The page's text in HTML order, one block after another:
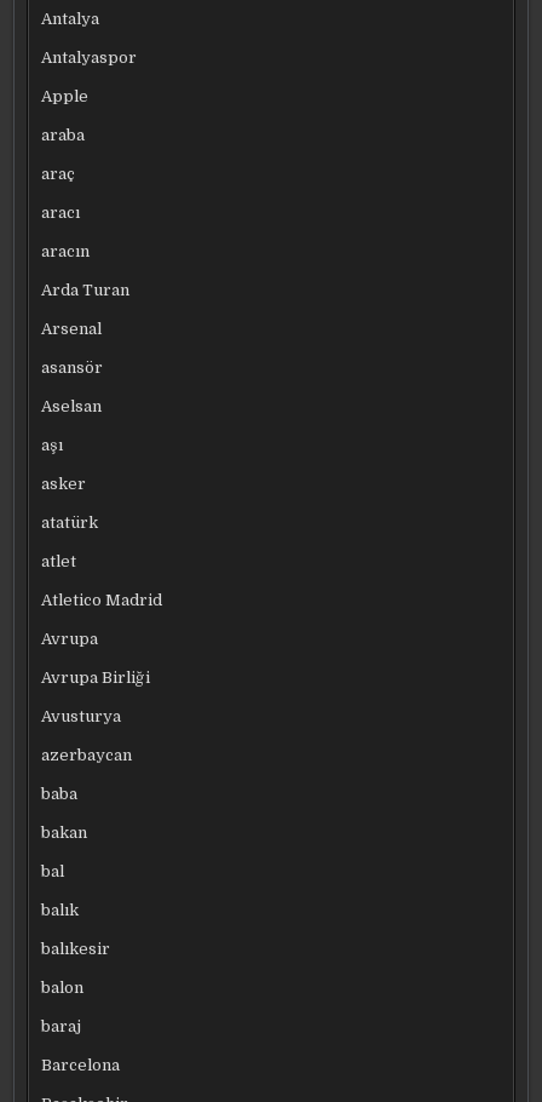
Antalya
Antalyaspor
Apple
araba
araç
aracı
aracın
Arda Turan
Arsenal
asansör
Aselsan
aşı
asker
atatürk
atlet
Atletico Madrid
Avrupa
Avrupa Birliği
Avusturya
azerbaycan
baba
bakan
bal
balık
balıkesir
balon
baraj
Barcelona